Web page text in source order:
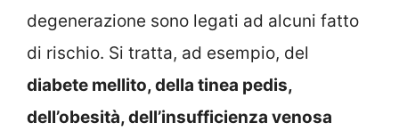
degenerazione sono legati ad alcuni fatto
di rischio. Si tratta, ad esempio, del
diabete mellito, della tinea pedis,
dell’obesità, dell’insufficienza venosa